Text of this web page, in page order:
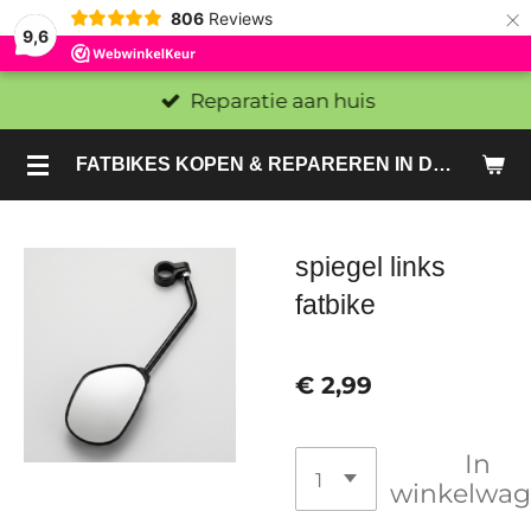
9,6
806 Reviews ×
FATBIKES KOPEN & REPAREREN IN DEN HAAG EN ZOETERMEER - SACHE BIKES
Reparatie aan huis
spiegel links
fatbike
€ 2,99
In